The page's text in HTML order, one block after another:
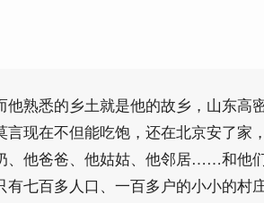
他熟悉的乡土就是他的故乡，山东
现在不但能吃饱，还在北京安了家
、他爸爸、他姑姑、他邻居……和他
七百多人口、一百多户的小小的村庄